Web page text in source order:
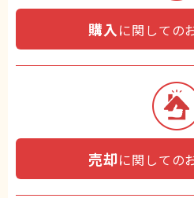
購入 に関しての
売却に関しての